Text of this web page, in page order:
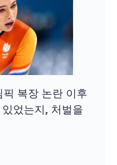
복장 논란 이후
었는지, 처벌을